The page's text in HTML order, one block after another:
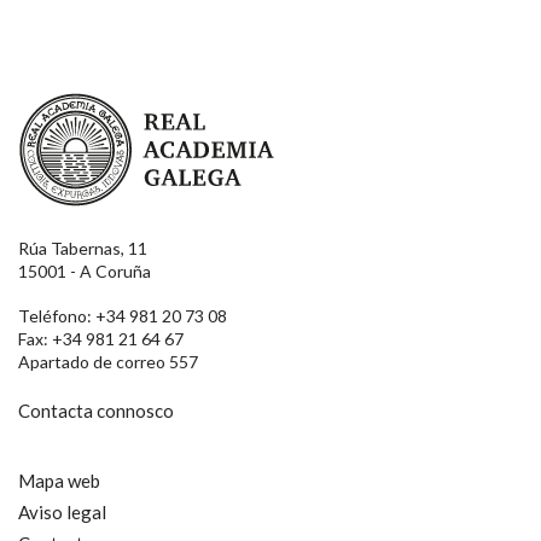
Real Academia Galega
Rúa Tabernas, 11
15001 - A Coruña
Teléfono: +34 981 20 73 08
Fax: +34 981 21 64 67
Apartado de correo 557
Contacta connosco
Mapa web
Aviso legal